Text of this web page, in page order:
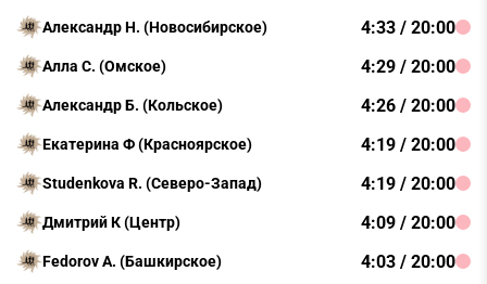
Александр Н. (Новосибирское) 4:33 / 20:00
Алла С. (Омское) 4:29 / 20:00
Александр Б. (Кольское) 4:26 / 20:00
Екатерина Ф (Красноярское) 4:19 / 20:00
Studenkova R. (Северо-Запад) 4:19 / 20:00
Дмитрий К (Центр) 4:09 / 20:00
Fedorov A. (Башкирское) 4:03 / 20:00